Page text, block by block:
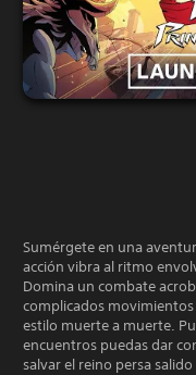
Sumérgete en una
acción vibra al ritmo
Domina un combate
complicados
estilo muerte a muerte.
encuentros puedas dar
salvar el reino persa